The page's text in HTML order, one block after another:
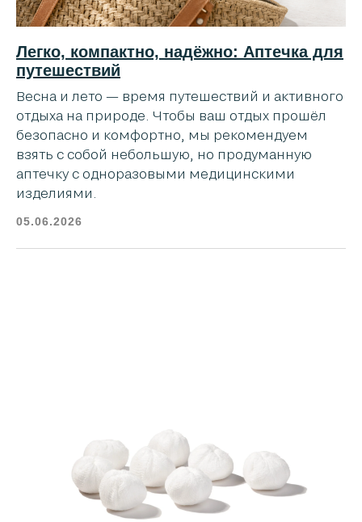
Легко, компактно, надёжно: Аптечка для
путешествий
Весна и лето — время путешествий и активного
отдыха на природе. Чтобы ваш отдых прошёл
безопасно и комфортно, мы рекомендуем
взять с собой небольшую, но продуманную
аптечку с одноразовыми медицинскими
изделиями.
05.06.2026